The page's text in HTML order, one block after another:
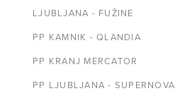
LJUBLJANA - FUŽINE
PP KAMNIK - QLANDIA
PP KRANJ MERCATOR
PP LJUBLJANA - SUPERNOVA